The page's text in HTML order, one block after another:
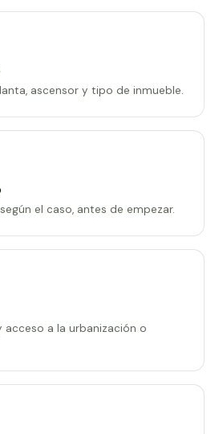
ascensor y tipo de inmueble.
el caso, antes de empezar.
acceso a la urbanización o